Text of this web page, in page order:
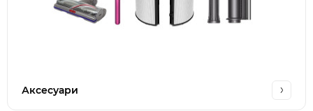
Аксесуари